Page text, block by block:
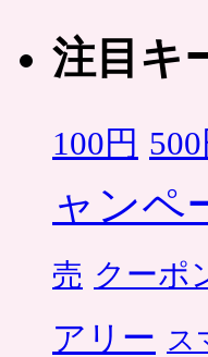
注目キ
100円 500
ャンペ
売 クーポ
アリー ス